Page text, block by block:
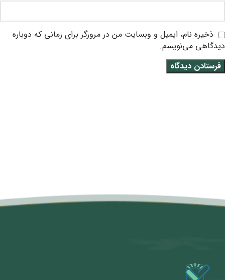
ذخیره نام، ایمیل و وبسایت من در مرورگر برای زمانی که دوباره
دیدگاهی می‌نویسم.
متن سربرگ خود را وارد کنید